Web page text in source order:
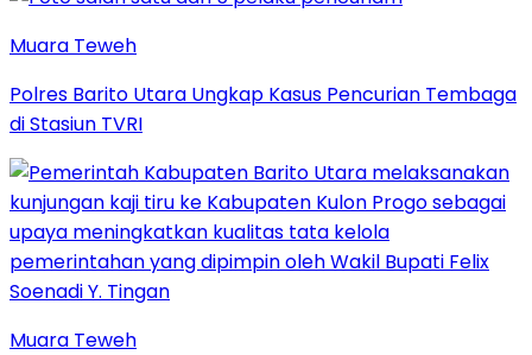
Muara Teweh
Polres Barito Utara Ungkap Kasus Pencurian Tembaga
di Stasiun TVRI
Muara Teweh